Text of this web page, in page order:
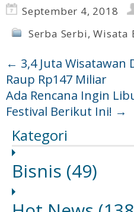
September 4, 2018
Serba Serbi,Wisata
← 3,4 Juta Wisatawan
Raup Rp147 Miliar
Ada Rencana Ingin
Festival Berikut Ini! →
Kategori
Bisnis (49)